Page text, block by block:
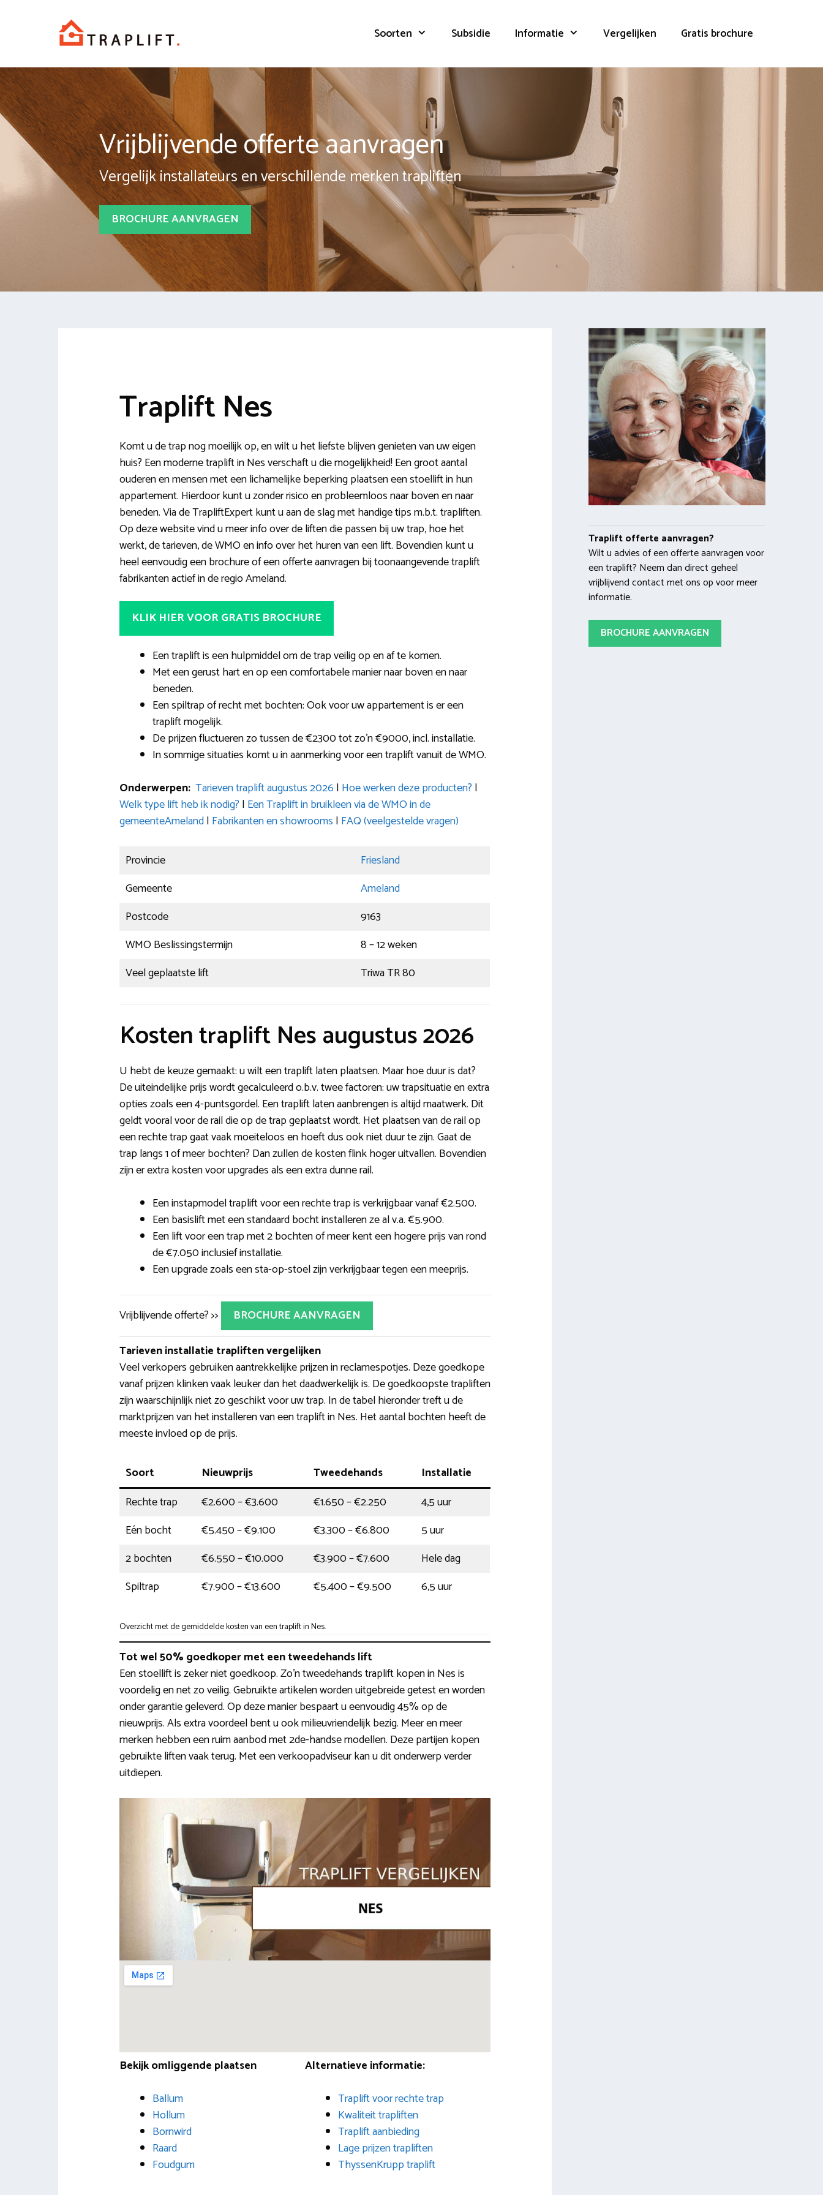
Soorten Subsidie Informatie Vergelijken Gratis brochure
Vrijblijvende offerte aanvragen
Vergelijk installateurs en verschillende merken trapliften
BROCHURE AANVRAGEN
Traplift Nes
Komt u de trap nog moeilijk op, en wilt u het liefste blijven genieten van uw eigen
huis? Een moderne traplift in Nes verschaft u die mogelijkheid! Een groot aantal
ouderen en mensen met een lichamelijke beperking plaatsen een stoellift in hun
appartement. Hierdoor kunt u zonder risico en probleemloos naar boven en naar
beneden. Via de TrapliftExpert kunt u aan de slag met handige tips m.b.t. trapliften.
Op deze website vind u meer info over de liften die passen bij uw trap, hoe het
werkt, de tarieven, de WMO en info over het huren van een lift. Bovendien kunt u
heel eenvoudig een brochure of een offerte aanvragen bij toonaangevende traplift
fabrikanten actief in de regio Ameland.
KLIK HIER VOOR GRATIS BROCHURE
Een traplift is een hulpmiddel om de trap veilig op en af te komen.
Met een gerust hart en op een comfortabele manier naar boven en naar
beneden.
Een spiltrap of recht met bochten: Ook voor uw appartement is er een
traplift mogelijk.
De prijzen fluctueren zo tussen de €2300 tot zo’n €9000, incl. installatie.
In sommige situaties komt u in aanmerking voor een traplift vanuit de WMO.
Onderwerpen: Tarieven traplift augustus 2026 | Hoe werken deze producten? |
Welk type lift heb ik nodig? | Een Traplift in bruikleen via de WMO in de
gemeenteAmeland| Fabrikanten en showrooms | FAQ (veelgestelde vragen)
Provincie
Friesland
Gemeente
Ameland
Postcode
9163
WMO Beslissingstermijn
8 – 12 weken
Veel geplaatste lift
Triwa TR 80
Kosten traplift Nes augustus 2026
U hebt de keuze gemaakt: u wilt een traplift laten plaatsen. Maar hoe duur is dat?
De uiteindelijke prijs wordt gecalculeerd o.b.v. twee factoren: uw trapsituatie en extra
opties zoals een 4-puntsgordel. Een traplift laten aanbrengen is altijd maatwerk. Dit
geldt vooral voor de rail die op de trap geplaatst wordt. Het plaatsen van de rail op
een rechte trap gaat vaak moeiteloos en hoeft dus ook niet duur te zijn. Gaat de
trap langs 1 of meer bochten? Dan zullen de kosten flink hoger uitvallen. Bovendien
zijn er extra kosten voor upgrades als een extra dunne rail.
Een instapmodel traplift voor een rechte trap is verkrijgbaar vanaf €2.500.
Een basislift met een standaard bocht installeren ze al v.a. €5.900.
Een lift voor een trap met 2 bochten of meer kent een hogere prijs van rond
de €7.050 inclusief installatie.
Een upgrade zoals een sta-op-stoel zijn verkrijgbaar tegen een meeprijs.
Vrijblijvende offerte? >>
BROCHURE AANVRAGEN
Tarieven installatie trapliften vergelijken
Veel verkopers gebruiken aantrekkelijke prijzen in reclamespotjes. Deze goedkope
vanaf prijzen klinken vaak leuker dan het daadwerkelijk is. De goedkoopste trapliften
zijn waarschijnlijk niet zo geschikt voor uw trap. In de tabel hieronder treft u de
marktprijzen van het installeren van een traplift in Nes. Het aantal bochten heeft de
meeste invloed op de prijs.
Soort Nieuwprijs Tweedehands
Installatie
Rechte trap
€2.600 – €3.600 €1.650 – €2.250
4,5 uur
Eén bocht
€5.450 – €9.100 €3.300 – €6.800
5 uur
2 bochten
€6.550 – €10.000 €3.900 – €7.600
Hele dag
Spiltrap
€7.900 – €13.600 €5.400 – €9.500 6,5 uur
Overzicht met de gemiddelde kosten van een traplift in Nes.
Tot wel 50% goedkoper met een tweedehands lift
Een stoellift is zeker niet goedkoop. Zo’n tweedehands traplift kopen in Nes is
voordelig en net zo veilig. Gebruikte artikelen worden uitgebreide getest en worden
onder garantie geleverd. Op deze manier bespaart u eenvoudig 45% op de
nieuwprijs. Als extra voordeel bent u ook milieuvriendelijk bezig. Meer en meer
merken hebben een ruim aanbod met 2de-handse modellen. Deze partijen kopen
gebruikte liften vaak terug. Met een verkoopadviseur kan u dit onderwerp verder
uitdiepen.
Bekijk omliggende plaatsen
Ballum
Hollum
Bornwird
Raard
Foudgum
Alternatieve informatie:
Traplift voor rechte trap
Kwaliteit trapliften
Traplift aanbieding
Lage prijzen trapliften
ThyssenKrupp traplift
Traplift offerte aanvragen?
Wilt u advies of een offerte aanvragen voor
een traplift? Neem dan direct geheel
vrijblijvend contact met ons op voor meer
informatie.
BROCHURE AANVRAGEN